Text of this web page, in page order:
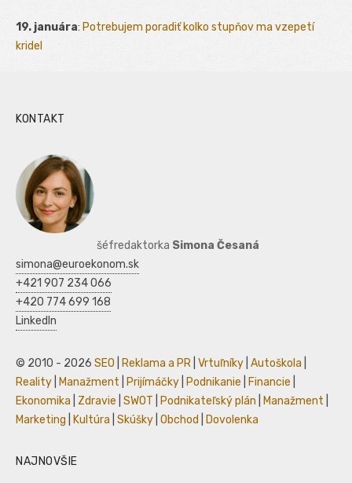
19. januára: Potrebujem poradiť kolko stupňov ma vzepetí
kridel
KONTAKT
šéfredaktorka Simona Česaná
simona@euroekonom.sk
+421 907 234 066
+420 774 699 168
LinkedIn
© 2010 - 2026 SEO Reklama a PR Vrtuľníky Autoškola
Reality
Manažment Prijímáčky Podnikanie Financie
Ekonomika
Zdravie SWOT Podnikateľský plán Manažment
Marketing
Kultúra Skúšky Obchod Dovolenka
NAJNOVŠIE